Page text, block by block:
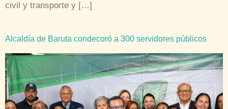
civil y transporte y […]
Alcaldía de Baruta condecoró a 300 servidores públicos